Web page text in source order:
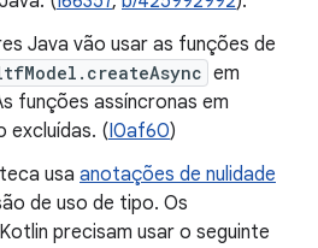
Java vão usar as funções de
em
funções assíncronas em
excluídas. (I0af60)
usa anotações de nulidade
de uso de tipo. Os
precisam usar o seguinte